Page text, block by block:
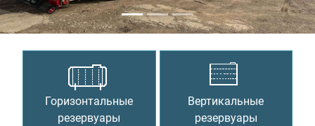
Горизонтальные
резервуары
Вертикальные
резервуары